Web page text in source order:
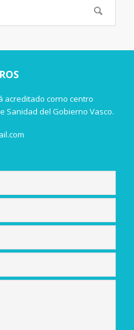
acreditado como centro
Sanidad del Gobierno Vasco.